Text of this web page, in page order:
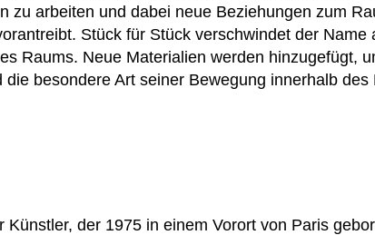
zu arbeiten und dabei neue Beziehungen zum
Stück für Stück verschwindet der Name
Raums. Neue Materialien werden hinzugefügt,
die besondere Art seiner Bewegung innerhalb
Künstler, der 1975 in einem Vorort von Paris